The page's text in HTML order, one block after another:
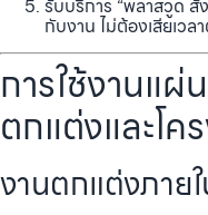
รับบริการ “พลาสวูด สั่
กับงาน ไม่ต้องเสียเวล
การใช้งานแ
ตกแต่งและโค
งานตกแต่งภาย